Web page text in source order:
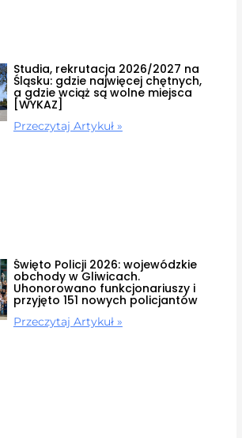
Studia, rekrutacja 2026/2027 na
Śląsku: gdzie najwięcej chętnych,
a gdzie wciąż są wolne miejsca
[WYKAZ]
Przeczytaj Artykuł »
Święto Policji 2026: wojewódzkie
obchody w Gliwicach.
Uhonorowano funkcjonariuszy i
przyjęto 151 nowych policjantów
Przeczytaj Artykuł »